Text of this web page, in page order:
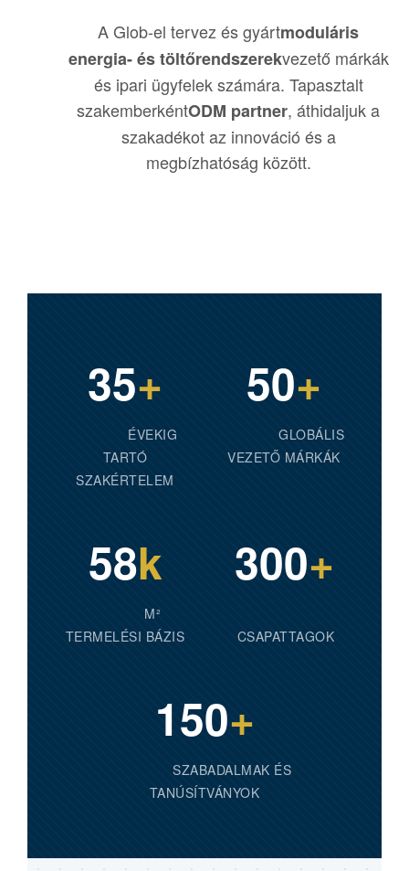
A Glob-el tervez és gyártmoduláris
energia- és töltőrendszerekvezető márkák
és ipari ügyfelek számára. Tapasztalt
szakemberkéntODM partner, áthidaljuk a
szakadékot az innováció és a
megbízhatóság között.
35+
ÉVEKIG
TARTÓ
SZAKÉRTELEM
50+
GLOBÁLIS
VEZETŐ MÁRKÁK
58k
M²
TERMELÉSI BÁZIS
300+
CSAPATTAGOK
150+
SZABADALMAK ÉS
TANÚSÍTVÁNYOK